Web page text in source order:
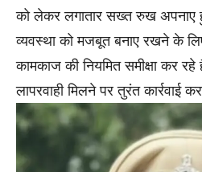
को लेकर लगातार सख्त रुख अपनाए
व्यवस्था को मजबूत बनाए रखने के
कामकाज की नियमित समीक्षा कर
लापरवाही मिलने पर तुरंत कार्रवाई